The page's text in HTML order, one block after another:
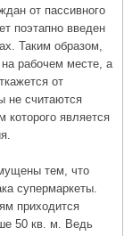
от пассивного
поэтапно введен
Таким образом,
рабочем месте, а
от
не считаются
которого является
тем, что
супермаркеты.
приходится
50 кв. м. Ведь